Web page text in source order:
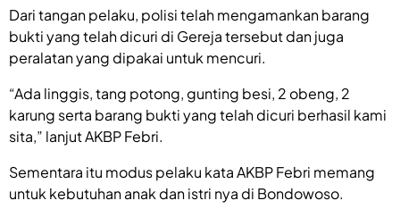
Dari tangan pelaku, polisi telah mengamankan barang
bukti yang telah dicuri di Gereja tersebut dan juga
peralatan yang dipakai untuk mencuri.
“Ada linggis, tang potong, gunting besi, 2 obeng, 2
karung serta barang bukti yang telah dicuri berhasil kami
sita,” lanjut AKBP Febri.
Sementara itu modus pelaku kata AKBP Febri memang
untuk kebutuhan anak dan istri nya di Bondowoso.